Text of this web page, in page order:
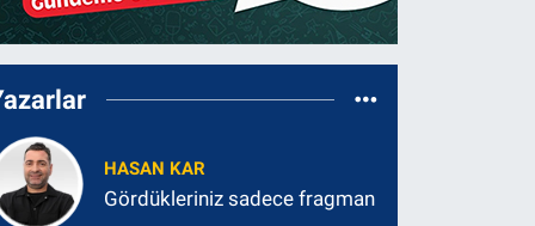
HASAN KAR
Gördükleriniz sadece fragman